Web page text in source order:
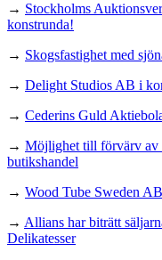
→ Stockholms
konstrunda!
→ Skogsfastighet med
→ Delight Studios AB i
→ Cederins Guld
→ Möjlighet till förvärv av
butikshandel
→ Wood Tube Sweden
→ Allians har biträtt
Delikatesser